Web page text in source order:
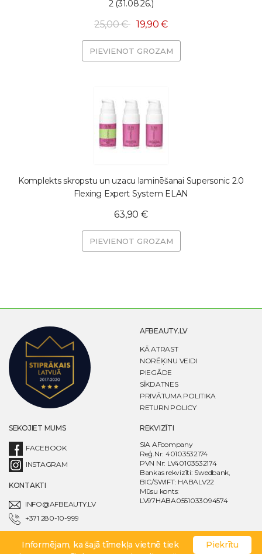
2 (31.08.26.)
25,00 € 19,90 €
PIEVIENOT GROZAM
Komplekts skropstu un uzacu laminēšanai Supersonic 2.0
Flexing Expert System ELAN
63,90 €
PIEVIENOT GROZAM
AFBEAUTY.LV
KĀ ATRAST
NORĒĶINU VEIDI
PIEGĀDE
SĪKDATNES
PRIVĀTUMA POLITIKA
RETURN POLICY
SEKOJIET MUMS
FACEBOOK
INSTAGRAM
KONTAKTI
INFO@AFBEAUTY.LV
+371 280-10-999
REKVIZĪTI
SIA AFcompany
Reģ.Nr: 40103532174
PVN Nr: LV40103532174
Bankas rekvizīti: Swedbank,
BIC/SWIFT: HABALV22
Mūsu konts:
LV97HABA0551033094574
© AFcompany 2020. All rights reserved. Powered by AFcompany
Piekrītu
Informējam, ka šajā tīmekļa vietnē tiek